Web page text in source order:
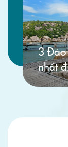
3 Đảo
nhất